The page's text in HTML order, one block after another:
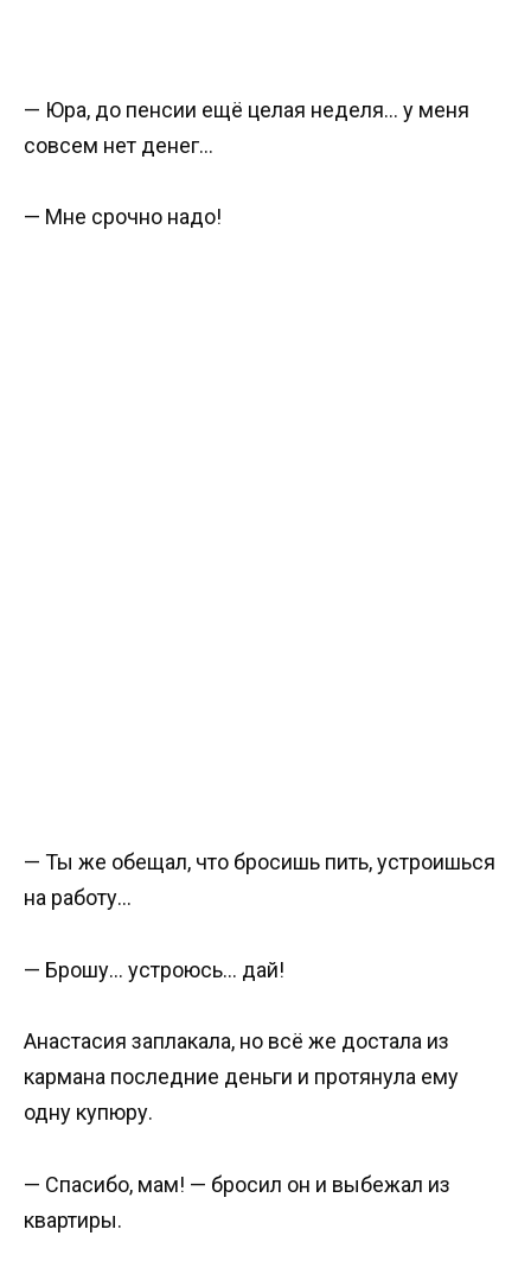
— Юра, до пенсии ещё целая неделя… у меня
совсем нет денег…
— Мне срочно надо!
— Ты же обещал, что бросишь пить, устроишься
на работу…
— Брошу… устроюсь… дай!
Анастасия заплакала, но всё же достала из
кармана последние деньги и протянула ему
одну купюру.
— Спасибо, мам! — бросил он и выбежал из
квартиры.